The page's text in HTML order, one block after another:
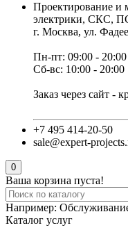
Проектирование и
электрики, СКС,
г. Москва, ул.
Пн-пт: 09:00 - 20:00
Сб-вс: 10:00 - 20:00
Заказ через сайт -
+7 495 414-20-50
sale@expert-
0
Ваша корзина пуста!
Например:
Каталог услуг